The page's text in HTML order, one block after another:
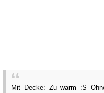
Mit Decke: Zu warm :S